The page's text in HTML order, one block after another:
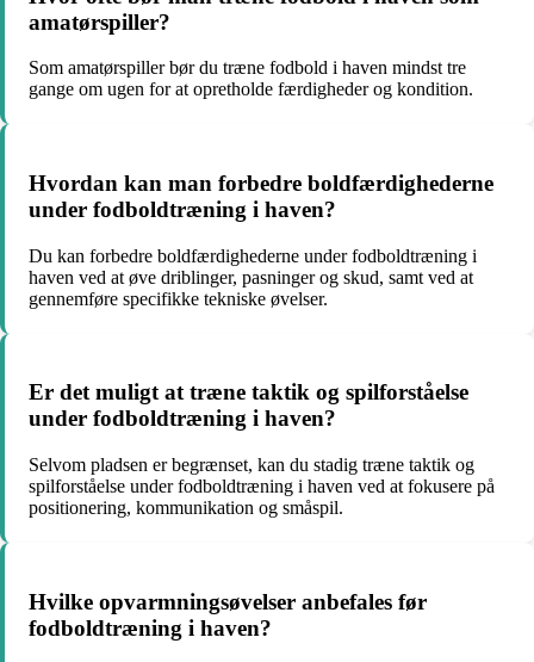
amatørspiller?
Som amatørspiller bør du træne fodbold i haven mindst tre
gange om ugen for at opretholde færdigheder og kondition.
Hvordan kan man forbedre boldfærdighederne
under fodboldtræning i haven?
Du kan forbedre boldfærdighederne under fodboldtræning i
haven ved at øve driblinger, pasninger og skud, samt ved at
gennemføre specifikke tekniske øvelser.
Er det muligt at træne taktik og spilforståelse
under fodboldtræning i haven?
Selvom pladsen er begrænset, kan du stadig træne taktik og
spilforståelse under fodboldtræning i haven ved at fokusere på
positionering, kommunikation og småspil.
Hvilke opvarmningsøvelser anbefales før
fodboldtræning i haven?